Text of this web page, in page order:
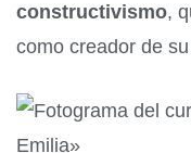
constructivismo,
como creador de